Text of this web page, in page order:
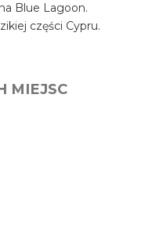
Blue Lagoon.
części Cypru.
MIEJSC